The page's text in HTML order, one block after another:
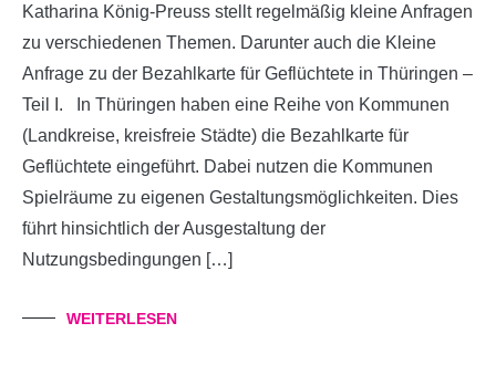
Katharina König-Preuss stellt regelmäßig kleine Anfragen
zu verschiedenen Themen. Darunter auch die Kleine
Anfrage zu der Bezahlkarte für Geflüchtete in Thüringen –
Teil I. In Thüringen haben eine Reihe von Kommunen
(Landkreise, kreisfreie Städte) die Bezahlkarte für
Geflüchtete eingeführt. Dabei nutzen die Kommunen
Spielräume zu eigenen Gestaltungsmöglichkeiten. Dies
führt hinsichtlich der Ausgestaltung der
Nutzungsbedingungen […]
WEITERLESEN